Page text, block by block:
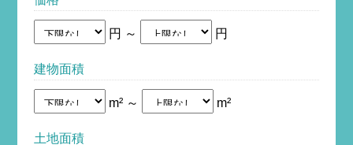
円 ～ 円
建物面積
m² ～ m²
土地面積